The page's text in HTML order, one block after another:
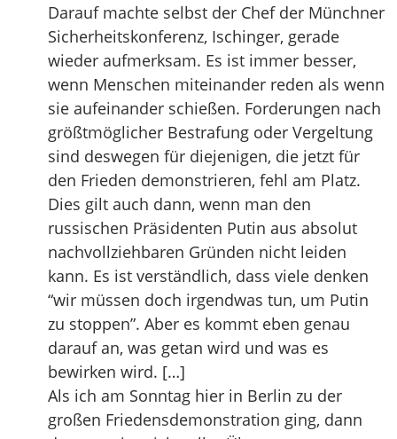
Darauf machte selbst der Chef der Münchner
Sicherheitskonferenz, Ischinger, gerade
wieder aufmerksam. Es ist immer besser,
wenn Menschen miteinander reden als wenn
sie aufeinander schießen. Forderungen nach
größtmöglicher Bestrafung oder Vergeltung
sind deswegen für diejenigen, die jetzt für
den Frieden demonstrieren, fehl am Platz.
Dies gilt auch dann, wenn man den
russischen Präsidenten Putin aus absolut
nachvollziehbaren Gründen nicht leiden
kann. Es ist verständlich, dass viele denken
“wir müssen doch irgendwas tun, um Putin
zu stoppen”. Aber es kommt eben genau
darauf an, was getan wird und was es
bewirken wird. […]
Als ich am Sonntag hier in Berlin zu der
großen Friedensdemonstration ging, dann